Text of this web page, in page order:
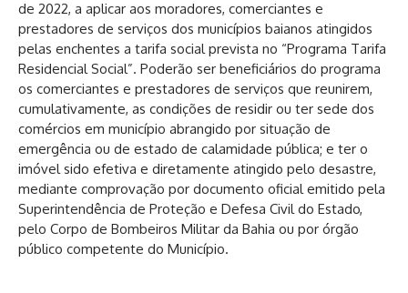
de 2022, a aplicar aos moradores, comerciantes e
prestadores de serviços dos municípios baianos atingidos
pelas enchentes a tarifa social prevista no “Programa Tarifa
Residencial Social”. Poderão ser beneficiários do programa
os comerciantes e prestadores de serviços que reunirem,
cumulativamente, as condições de residir ou ter sede dos
comércios em município abrangido por situação de
emergência ou de estado de calamidade pública; e ter o
imóvel sido efetiva e diretamente atingido pelo desastre,
mediante comprovação por documento oficial emitido pela
Superintendência de Proteção e Defesa Civil do Estado,
pelo Corpo de Bombeiros Militar da Bahia ou por órgão
público competente do Município.